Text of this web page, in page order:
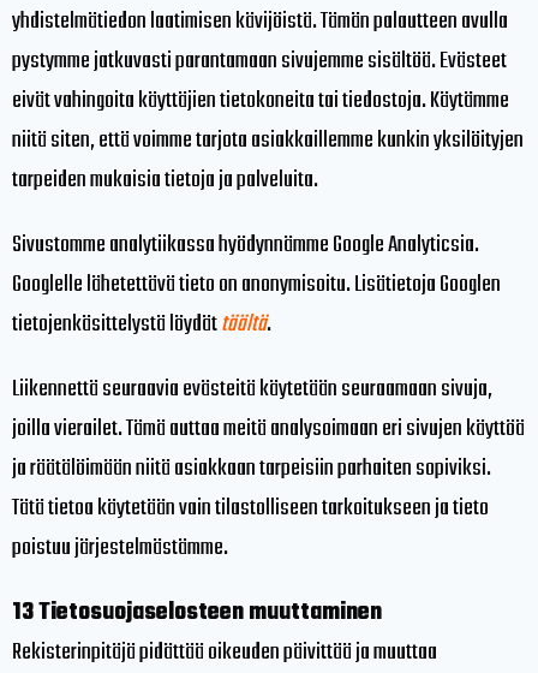
yhdistelmätiedon laatimisen kävijöistä. Tämän palautteen avulla
pystymme jatkuvasti parantamaan sivujemme sisältöä. Evästeet
eivät vahingoita käyttäjien tietokoneita tai tiedostoja. Käytämme
niitä siten, että voimme tarjota asiakkaillemme kunkin yksilöityjen
tarpeiden mukaisia tietoja ja palveluita.
Sivustomme analytiikassa hyödynnämme Google Analyticsia.
Googlelle lähetettävä tieto on anonymisoitu. Lisätietoja Googlen
tietojenkäsittelystä löydättäältä.
Liikennettä seuraavia evästeitä käytetään seuraamaan sivuja,
joilla vierailet. Tämä auttaa meitä analysoimaan eri sivujen käyttöä
ja räätälöimään niitä asiakkaan tarpeisiin parhaiten sopiviksi.
Tätä tietoa käytetään vain tilastolliseen tarkoitukseen ja tieto
poistuu järjestelmästämme.
13 Tietosuojaselosteen muuttaminen
Rekisterinpitäjä pidättää oikeuden päivittää ja muuttaa